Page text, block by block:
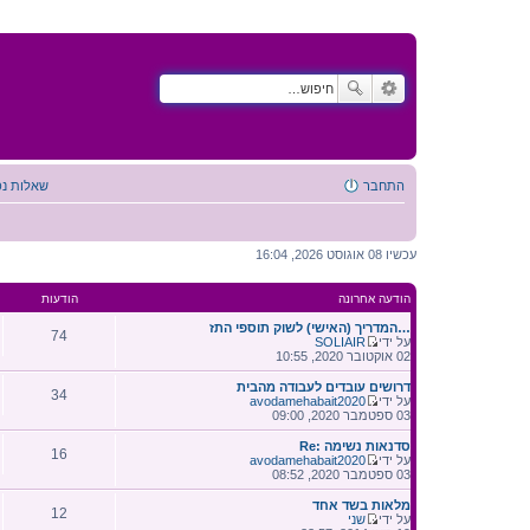
שאלות התחבר
עכשיו 08 אוגוסט 2026, 16:04
הודעות הודעה אחרונה
74
המדריך (האישי) לשוק תוספי התז…
על ידי
SOLIAIR
צ
פ
ה
ב
ה
ו
ע
ה
ח
ר
02 אוקטובר 2020, 10:55
34
דרושים עובדים לעבודה מהבית
על ידי
avodamehabait2020
צ
פ
ה
ב
ה
ו
ע
03 ספטמבר 2020, 09:00
16
Re: סדנאות נשימה
על ידי
avodamehabait2020
צ
פ
ה
ב
03 ספטמבר 2020, 08:52
12
מלאות בשד אחד
על ידי
שני